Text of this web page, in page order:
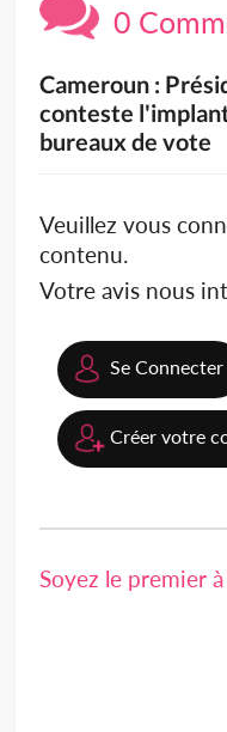
0
Cameroun :
conteste
bureaux de vote
Veuillez vous
contenu.
Votre avis nous
Se Connecter
Créer votre
Soyez le premier